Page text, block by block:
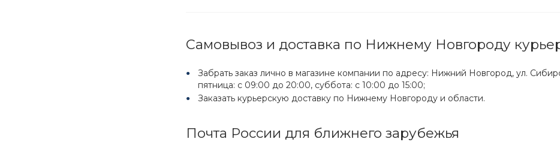
Самовывоз и доставка по Нижнему Новгороду
Забрать заказ лично в магазине компании по адресу: Нижний Новгород, ул.
пятница: с 09:00 до 20:00, суббота: с 10:00 до 15:00;
Заказать курьерскую доставку по Нижнему Новгороду и области.
Почта России для ближнего зарубежья